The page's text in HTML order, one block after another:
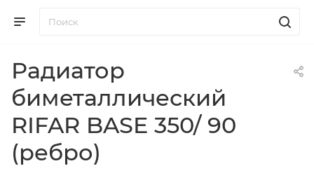
Радиатор
биметаллический
RIFAR BASE 350/ 90
(ребро)